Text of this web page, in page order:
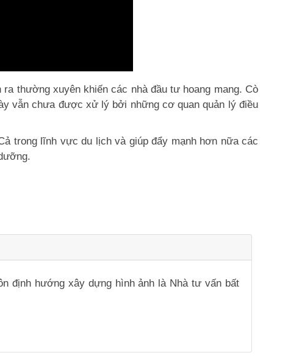
thường xuyên khiến các nhà đầu tư hoang mang. Cò
vẫn chưa được xử lý bởi những cơ quan quản lý điều
trong lĩnh vực du lịch và giúp đẩy mạnh hơn nữa các
định hướng xây dựng hình ảnh là Nhà tư vấn bất